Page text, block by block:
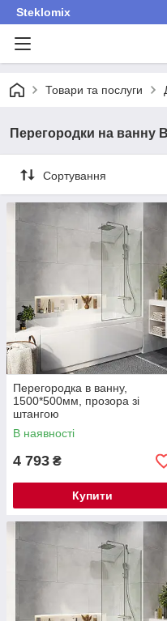
Steklomix
Товари та послуги
Перегородки на ванну
Сортування
Перегородка в ванну,
1500*500мм, прозора зі
штангою
В наявності
4 793 ₴
Купити